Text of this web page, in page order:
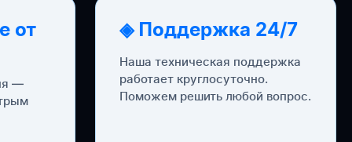
от
—
◈ Поддержка 24/7
Наша техническая поддержка
работает круглосуточно.
Поможем решить любой вопрос.